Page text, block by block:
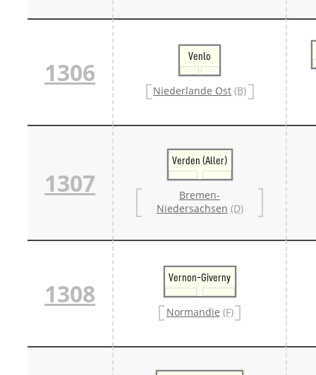
1306
Venlo
Niederlande Ost (B)
1307
Verden (Aller)
Bremen-
Niedersachsen (D)
1308
Vernon-Giverny
Normandie (F)